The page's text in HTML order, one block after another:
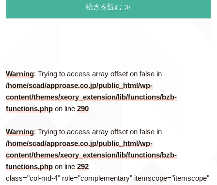
続きを読む ≫
Warning: Trying to access array offset on false in
/home/scad/approase.co.jp/public_html/wp-
content/themes/xeory_extension/lib/functions/bzb-
functions.php on line 290
Warning: Trying to access array offset on false in
/home/scad/approase.co.jp/public_html/wp-
content/themes/xeory_extension/lib/functions/bzb-
functions.php on line 292
class="col-md-4" role="complementary" itemscope="itemscope"